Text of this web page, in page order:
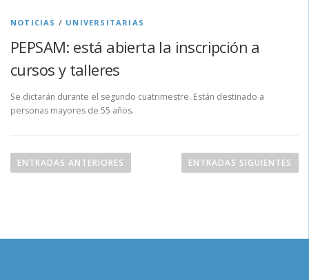
NOTICIAS / UNIVERSITARIAS
PEPSAM: está abierta la inscripción a
cursos y talleres
Se dictarán durante el segundo cuatrimestre. Están destinado a
personas mayores de 55 años.
ENTRADAS ANTERIORES ENTRADAS SIGUIENTES